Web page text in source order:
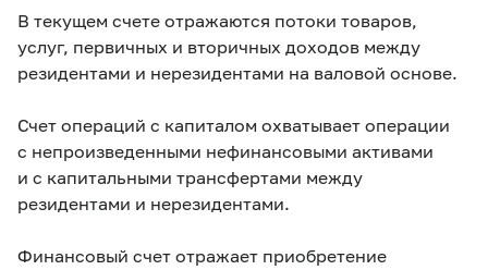
В текущем счете отражаются потоки товаров,
услуг, первичных и вторичных доходов между
резидентами и нерезидентами на валовой основе.
Счет операций с капиталом охватывает операции
с непроизведенными нефинансовыми активами
и с капитальными трансфертами между
резидентами и нерезидентами.
Финансовый счет отражает приобретение